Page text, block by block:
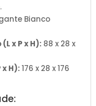
Bianco
x P x H): 88 x 28 x
H):176 x 28 x 176